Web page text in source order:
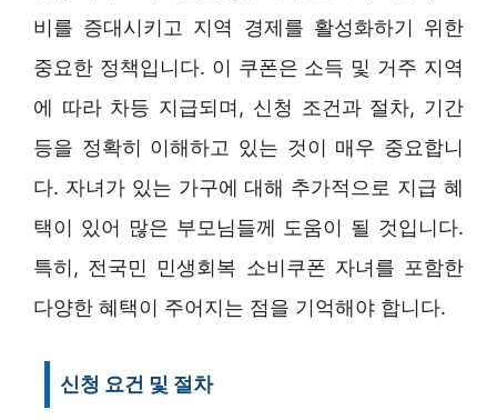
비를 증대시키고 지역 경제를 활성화하기 위한
중요한 정책입니다. 이 쿠폰은 소득 및 거주 지역
에 따라 차등 지급되며, 신청 조건과 절차, 기간
등을 정확히 이해하고 있는 것이 매우 중요합니
다. 자녀가 있는 가구에 대해 추가적으로 지급 혜
택이 있어 많은 부모님들께 도움이 될 것입니다.
특히, 전국민 민생회복 소비쿠폰 자녀를 포함한
다양한 혜택이 주어지는 점을 기억해야 합니다.
신청 요건 및 절차